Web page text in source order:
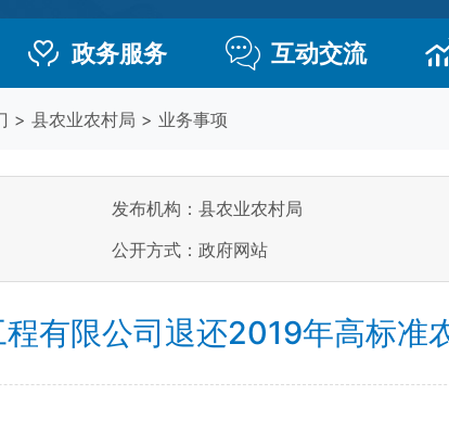
政务服务 互动交流
> 县农业农村局 > 业务事项
发布机构：县农业农村局
公开方式：政府网站
有限公司退还2019年高标准